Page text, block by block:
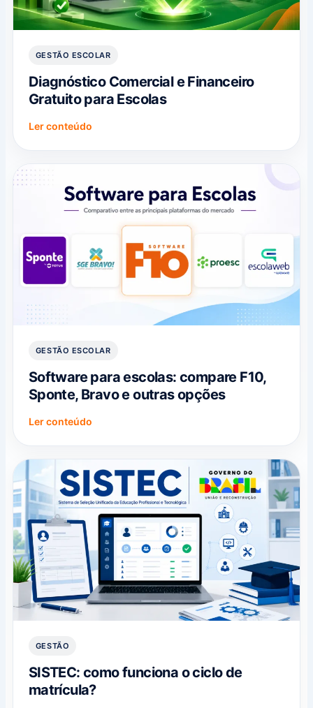
GESTÃO ESCOLAR
Diagnóstico Comercial e Financeiro
Gratuito para Escolas
Ler conteúdo
GESTÃO ESCOLAR
Software para escolas: compare F10,
Sponte, Bravo e outras opções
Ler conteúdo
GESTÃO
SISTEC: como funciona o ciclo de
matrícula?